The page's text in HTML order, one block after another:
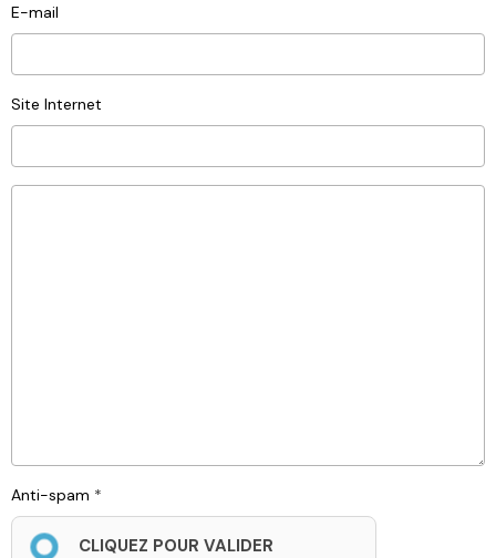
E-mail
Site Internet
Anti-spam
CLIQUEZ POUR VALIDER